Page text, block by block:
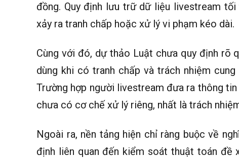
đồng. Quy định lưu trữ dữ liệu livestream
xảy ra tranh chấp hoặc xử lý vi phạm kéo dài.
Cùng với đó, dự thảo Luật chưa quy định rõ
dùng khi có tranh chấp và trách nhiệm
Trường hợp người livestream đưa ra thông
chưa có cơ chế xử lý riêng, nhất là trách
Ngoài ra, nền tảng hiện chỉ ràng buộc về
định liên quan đến kiểm soát thuật toán